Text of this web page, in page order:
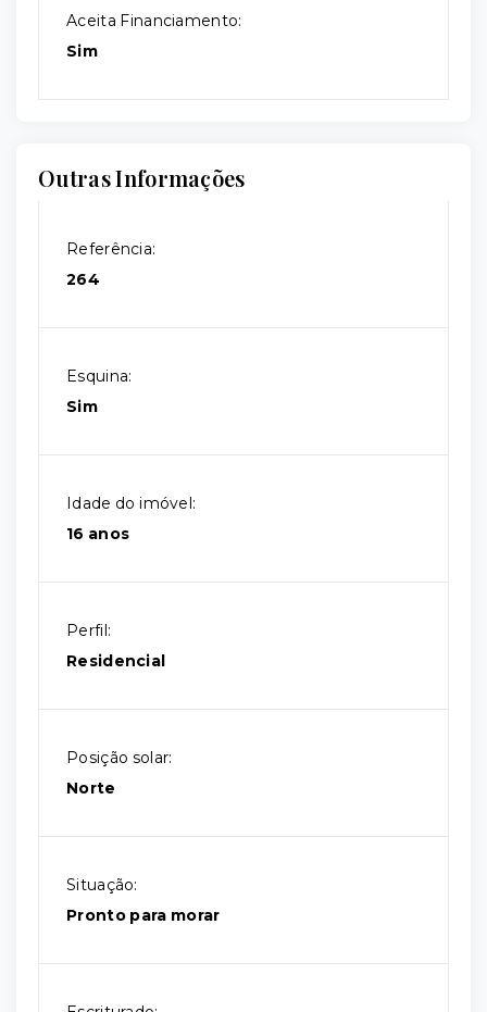
Aceita Financiamento:
Sim
Outras Informações
Referência:
264
Esquina:
Sim
Idade do imóvel:
16 anos
Perfil:
Residencial
Posição solar:
Norte
Situação:
Pronto para morar